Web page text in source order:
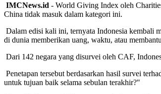
IMCNews.id - World Giving Index oleh
China tidak masuk dalam kategori ini.
Dalam edisi kali ini, ternyata Indonesia kembali
di dunia memberikan uang, waktu, atau
Dari 142 negara yang disurvei oleh CAF,
Penetapan tersebut berdasarkan hasil survei
untuk tujuan baik selama sebulan terakhir?"